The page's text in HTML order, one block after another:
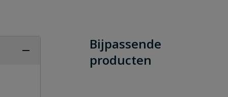
Bijpassende
producten